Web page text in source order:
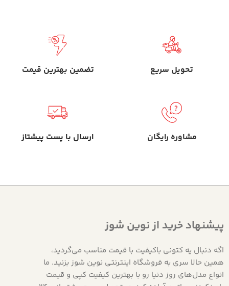
تحویل سریع تضمین بهترین قیمت
مشاوره رایگان ارسال با پست پیشتاز
پیشنهاد خرید از نوین شوز
اگه دنبال یه کتونی باکیفیت با قیمت مناسب می‌گردید،
همین حالا سری به فروشگاه اینترنتی نوین شوز بزنید. ما
انواع مدل‌های روز دنیا رو با بهترین کیفیت کپی و قیمت